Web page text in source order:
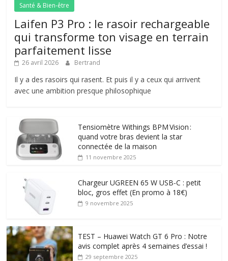
Santé & Bien-être
Laifen P3 Pro : le rasoir rechargeable
qui transforme ton visage en terrain
parfaitement lisse
26 avril 2026 Bertrand
Il y a des rasoirs qui rasent. Et puis il y a ceux qui arrivent
avec une ambition presque philosophique
Tensiomètre Withings BPM Vision :
quand votre bras devient la star
connectée de la maison
11 novembre 2025
Chargeur UGREEN 65 W USB-C : petit
bloc, gros effet (En promo à 18€)
9 novembre 2025
TEST – Huawei Watch GT 6 Pro : Notre
avis complet après 4 semaines d’essai !
29 septembre 2025